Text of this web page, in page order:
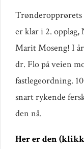
Trønderopprørets
er klar i 2. opplag,
Marit Moseng! I
dr. Flo på veien
fastlegeordning.
snart rykende
den nå.
Her er den